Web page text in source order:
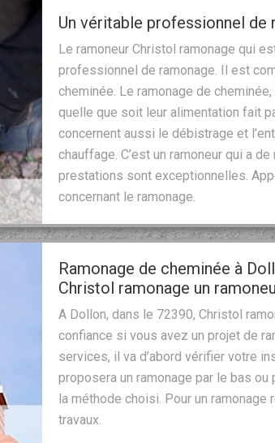
Un véritable professionnel de
Le ramoneur Christol ramonage qui
professionnel de ramonage. Il est
cheminée. Le ramonage de
quelle que soit leur alimentation fait
concernent aussi le débistrage et
chauffage. C’est un ramoneur qui a
prestations sont exceptionnelles.
concernant le ramonage.
Ramonage de cheminée à
Christol ramonage un
A Dollon, dans le 72390, Christol
confiance si vous avez un projet de
services, il va d’abord vérifier votre
proposera un ramonage par le bas
la méthode choisi. Pour un
travaux.